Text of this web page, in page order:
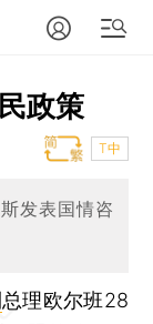
政策
T中
发表国情咨
总理欧尔班28